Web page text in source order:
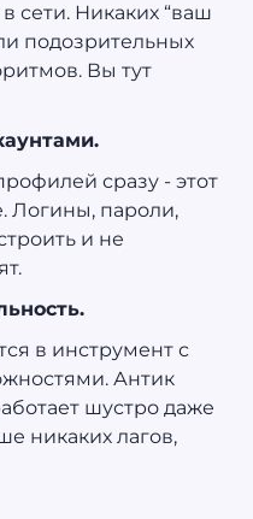
сети. Никаких “ваш
подозрительных
Вы тут
сразу - этот
Логины, пароли,
и не
в инструмент с
Антик
шустро даже
никаких лагов,